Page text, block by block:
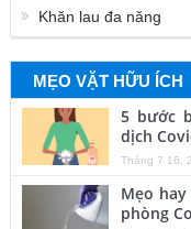
Khăn lau đa năng
MẸO VẶT HỮU ÍCH
5 bước
dịch
Tháng 7 16,
Mẹo
phòng